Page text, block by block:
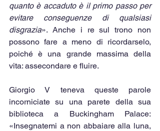
quanto è accaduto è il primo passo per
evitare conseguenze di qualsiasi
disgrazia». Anche i re sul trono non
possono fare a meno di ricordarselo,
poiché è una grande massima della
vita: assecondare e fluire.
Giorgio V teneva queste parole
incorniciate su una parete della sua
biblioteca a Buckingham Palace:
«Insegnatemi a non abbaiare alla luna,